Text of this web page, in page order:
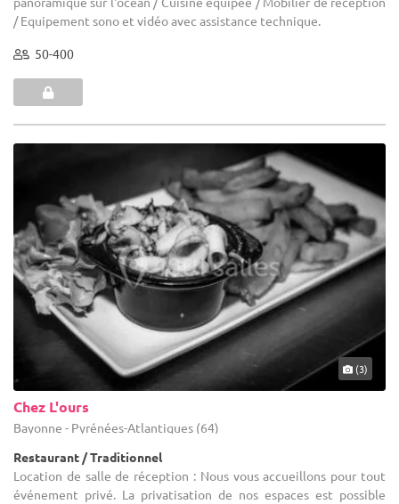
/ Equipement sono et vidéo avec assistance technique.
50-400
(3)
Chez L'ours
Bayonne - Pyrénées-Atlantiques (64)
Restaurant / Traditionnel
Location de salle de réception : Nous vous accueillons pour tout
événement privé. La privatisation de nos espaces est possible